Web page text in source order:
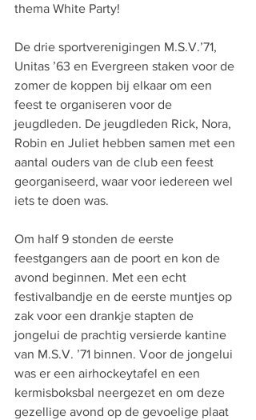
thema White Party!
De drie sportverenigingen M.S.V.’71,
Unitas ’63 en Evergreen staken voor de
zomer de koppen bij elkaar om een
feest te organiseren voor de
jeugdleden. De jeugdleden Rick, Nora,
Robin en Juliet hebben samen met een
aantal ouders van de club een feest
georganiseerd, waar voor iedereen wel
iets te doen was.
Om half 9 stonden de eerste
feestgangers aan de poort en kon de
avond beginnen. Met een echt
festivalbandje en de eerste muntjes op
zak voor een drankje stapten de
jongelui de prachtig versierde kantine
van M.S.V. ’71 binnen. Voor de jongelui
was er een airhockeytafel en een
kermisboksbal neergezet en om deze
gezellige avond op de gevoelige plaat